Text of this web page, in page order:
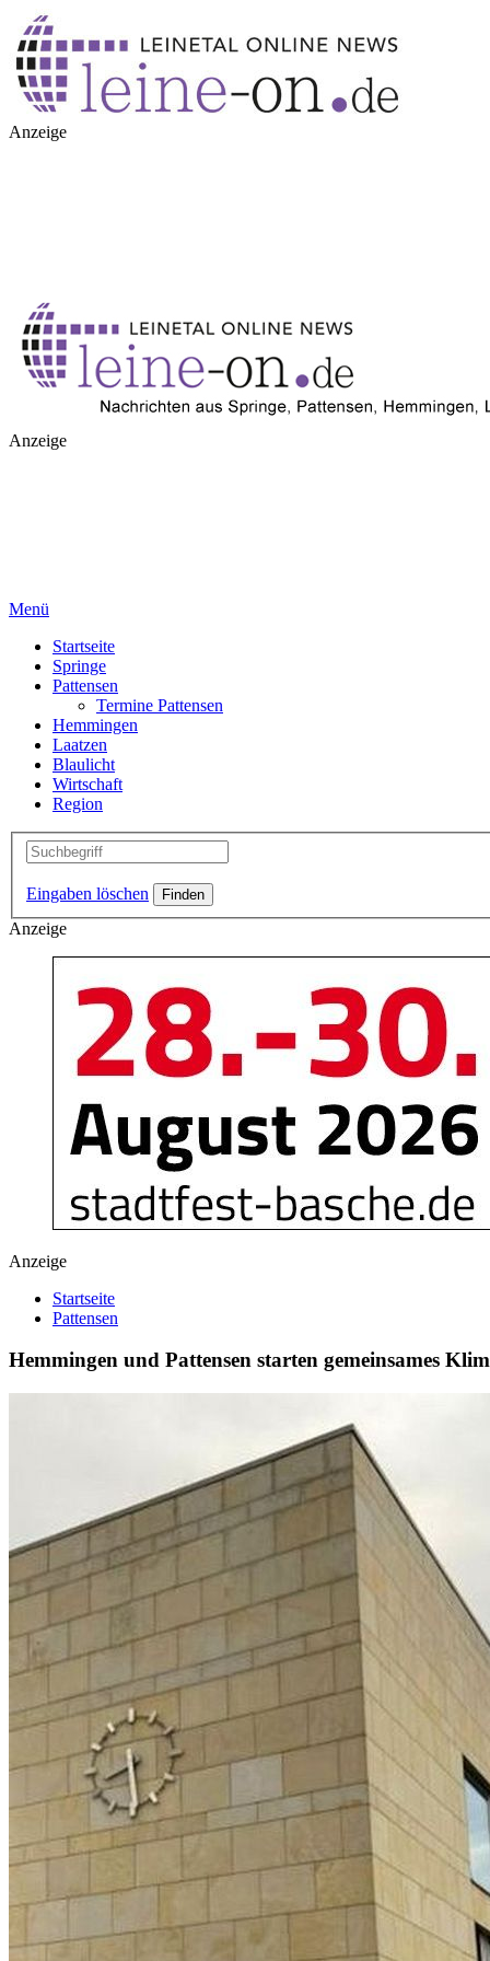
Anzeige
Anzeige
Menü
Startseite
Springe
Pattensen
Termine Pattensen
Hemmingen
Laatzen
Blaulicht
Wirtschaft
Region
Eingaben löschen
Anzeige
Anzeige
Startseite
Pattensen
Hemmingen und Pattensen starten gemeinsames